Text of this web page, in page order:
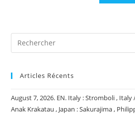
Articles Récents
August 7, 2026. EN. Italy : Stromboli , Italy
Anak Krakatau , Japan : Sakurajima ,